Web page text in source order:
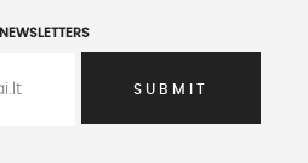
NEWSLETTERS